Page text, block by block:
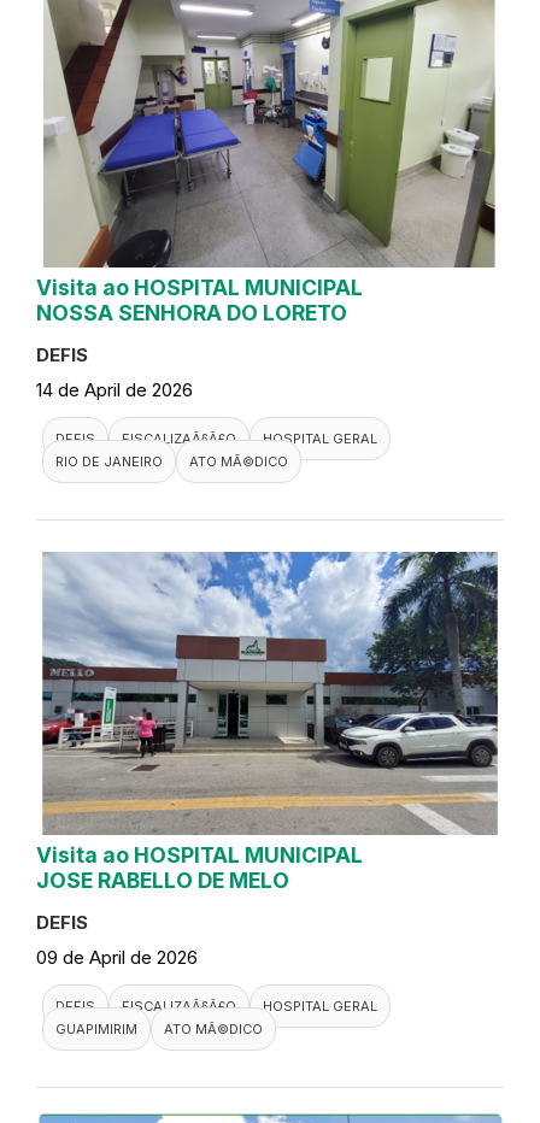
Visita ao HOSPITAL MUNICIPAL
NOSSA SENHORA DO LORETO
DEFIS
14 de April de 2026
DEFIS FISCALIZAÃ§Ã£O
HOSPITAL GERAL
RIO DE JANEIRO
ATO MÃ©DICO
Visita ao HOSPITAL MUNICIPAL
JOSE RABELLO DE MELO
DEFIS
09 de April de 2026
DEFIS FISCALIZAÃ§Ã£O
HOSPITAL GERAL
GUAPIMIRIM
ATO MÃ©DICO